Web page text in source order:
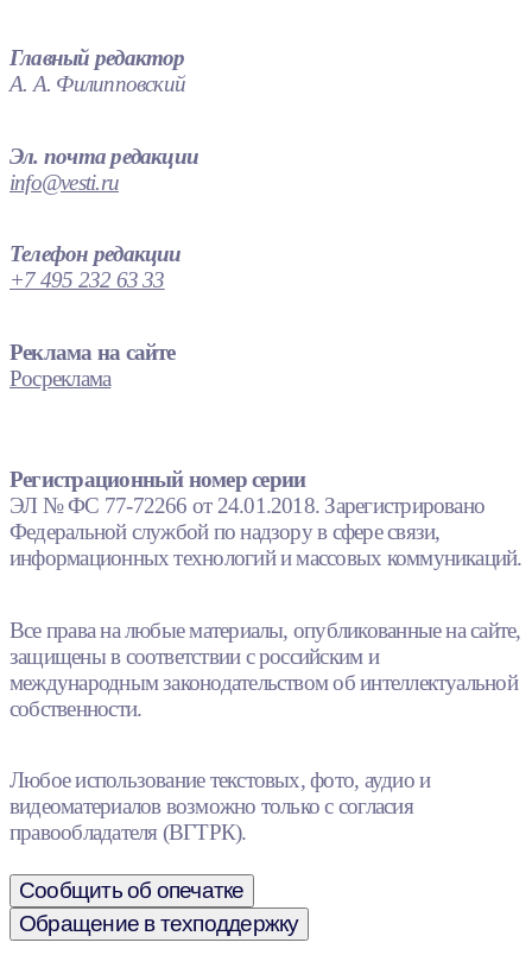
Главный редактор
А. А. Филипповский
Эл. почта редакции
info@vesti.ru
Телефон редакции
+7 495 232 63 33
Реклама на сайте
Росреклама
Регистрационный номер серии
ЭЛ № ФС 77-72266 от 24.01.2018. Зарегистрировано
Федеральной службой по надзору в сфере связи,
информационных технологий и массовых коммуникаций.
Все права на любые материалы, опубликованные на сайте,
защищены в соответствии с российским и
международным законодательством об интеллектуальной
собственности.
Любое использование текстовых, фото, аудио и
видеоматериалов возможно только с согласия
правообладателя (ВГТРК).
Сообщить об опечатке
Обращение в техподдержку